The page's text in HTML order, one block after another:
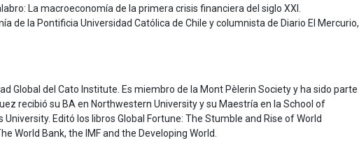
La macroeconomía de la primera crisis financiera del siglo XXI.
de la Pontificia Universidad Católica de Chile y columnista de Diario El Mercurio,
Global del Cato Institute. Es miembro de la Mont Pèlerin Society y ha sido parte
recibió su BA en Northwestern University y su Maestría en la School of
Editó los libros Global Fortune: The Stumble and Rise of World
World Bank, the IMF and the Developing World.